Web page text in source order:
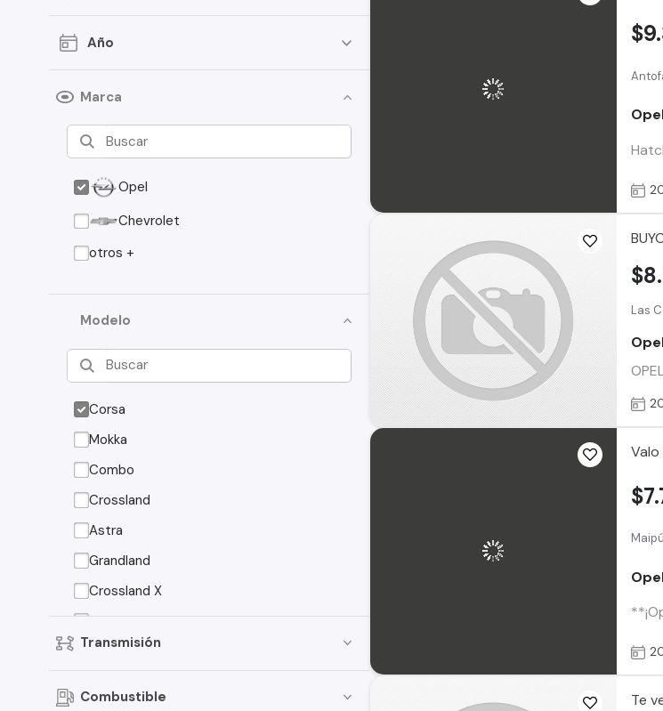
Año
Marca
Opel
Chevrolet
otros +
Modelo
Corsa
Mokka
Combo
Crossland
Astra
Grandland
Crossland X
Meriva
Antara
Transmisión
Combustible
Las
Maipú
Te